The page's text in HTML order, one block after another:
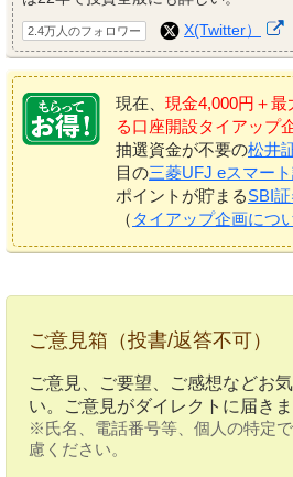
2.4万人のフォロワー X(Twitter）
現在、 現金4,000円＋最
る口座開設タイアップ
抽選資金が不要の松井
目の三菱UFJ eスマー
ポイントが貯まるSBI
（ タイアップ企画につ
ご意見箱（投書/返答不可）
ご意見、ご要望、ご感想などお
い。ご意見がダイレクトに届きま
※氏名、電話番号等、個人の特定
慮ください。